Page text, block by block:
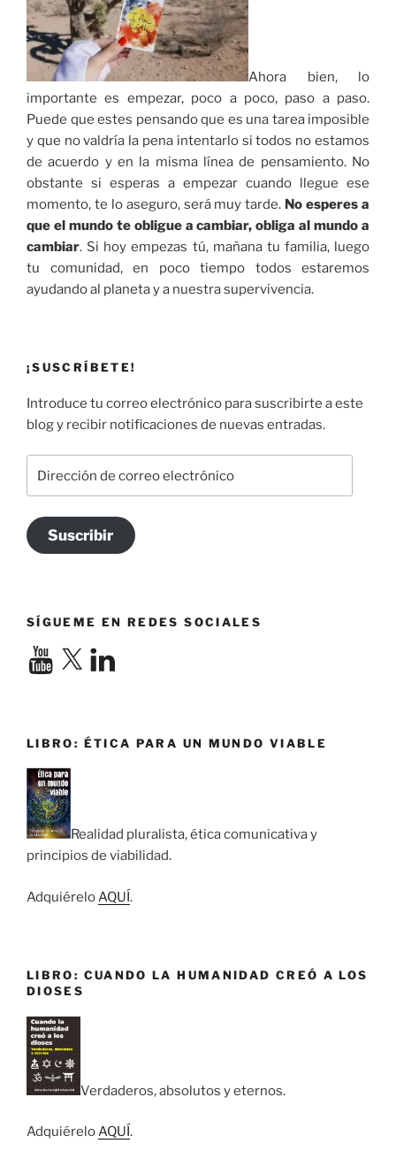
Ahora bien, lo
importante es empezar, poco a poco, paso a paso.
Puede que estes pensando que es una tarea imposible
y que no valdría la pena intentarlo si todos no estamos
de acuerdo y en la misma línea de pensamiento. No
obstante si esperas a empezar cuando llegue ese
momento, te lo aseguro, será muy tarde. No esperes a
que el mundo te obligue a cambiar, obliga al mundo a
cambiar. Si hoy empezas tú, mañana tu familia, luego
tu comunidad, en poco tiempo todos estaremos
ayudando al planeta y a nuestra supervivencia.
¡SUSCRÍBETE!
Introduce tu correo electrónico para suscribirte a este
blog y recibir notificaciones de nuevas entradas.
electrónico
Suscribir
SÍGUEME EN REDES SOCIALES
YouTube
X LinkedIn
LIBRO: ÉTICA PARA UN MUNDO VIABLE
Realidad pluralista, ética comunicativa y
principios de viabilidad.
AdquiéreloAQUÍ.
LIBRO: CUANDO LA HUMANIDAD CREÓ A LOS
DIOSES
Verdaderos, absolutos y eternos.
AdquiéreloAQUÍ .